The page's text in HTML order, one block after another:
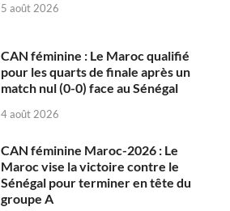
5 août 2026
CAN féminine : Le Maroc qualifié
pour les quarts de finale après un
match nul (0-0) face au Sénégal
4 août 2026
CAN féminine Maroc-2026 : Le
Maroc vise la victoire contre le
Sénégal pour terminer en tête du
groupe A